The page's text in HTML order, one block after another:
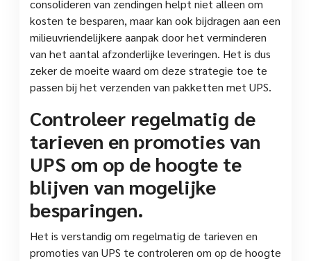
consolideren van zendingen helpt niet alleen om
kosten te besparen, maar kan ook bijdragen aan een
milieuvriendelijkere aanpak door het verminderen
van het aantal afzonderlijke leveringen. Het is dus
zeker de moeite waard om deze strategie toe te
passen bij het verzenden van pakketten met UPS.
Controleer regelmatig de
tarieven en promoties van
UPS om op de hoogte te
blijven van mogelijke
besparingen.
Het is verstandig om regelmatig de tarieven en
promoties van UPS te controleren om op de hoogte